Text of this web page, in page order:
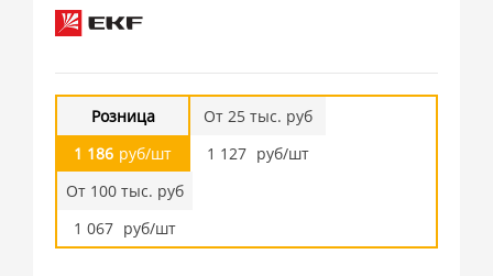
Розница
1 186 руб/шт
От 25 тыс. руб
1 127 руб/шт
От 100 тыс. руб
1 067 руб/шт